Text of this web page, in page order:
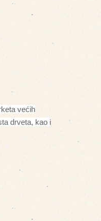
većih
drveta, kao i